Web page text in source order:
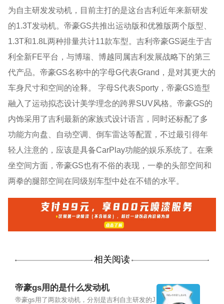
为自主研发发动机，目前主打的是这台吉利近年来新研发
的1.3T发动机。帝豪GS共推出运动版和优雅版两个版型、
1.3T和1.8L两种排量共计11款车型。吉利帝豪GS诞生于吉
利全新FE平台，与博瑞、博越同属吉利发展战略下的第三
代产品。帝豪GS名称中的字母G代表Grand，是对其更大的
车身尺寸和空间的诠释。 字母S代表Sporty，帝豪GS造型
融入了运动拟态设计美学理念的跨界SUV风格。帝豪GS的
内饰采用了吉利最新的家族式设计语言，同时还标配了多
功能方向盘、自动空调、倒车雷达等配置，不过最引得年
轻人注意的，应该是具备CarPlay功能的娱乐系统了。在乘
坐空间方面，帝豪GS也有不俗的表现，一拳的头部空间和
两拳的腿部空间在同级别车型中处在不错的水平。
相关阅读
帝豪gs用的是什么发动机
帝豪gs用了两款发动机，分别是吉利自主研发的J